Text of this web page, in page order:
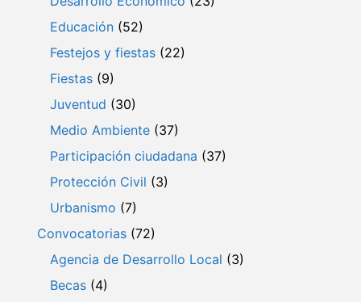
Educación (52)
Festejos y fiestas (22)
Fiestas (9)
Juventud (30)
Medio Ambiente (37)
Participación ciudadana (37)
Protección Civil (3)
Urbanismo (7)
Convocatorias (72)
Agencia de Desarrollo Local (3)
Becas (4)